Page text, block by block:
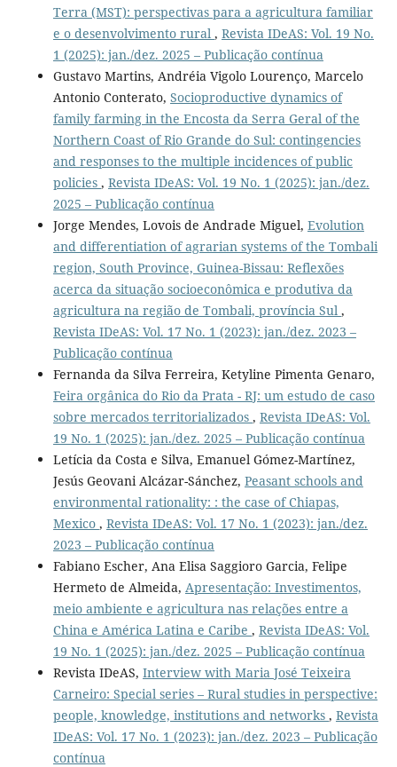
Terra (MST): perspectivas para a agricultura familiar
e o desenvolvimento rural , Revista IDeAS: Vol. 19 No.
1 (2025): jan./dez. 2025 – Publicação contínua
Gustavo Martins, Andréia Vigolo Lourenço, Marcelo
Antonio Conterato, Socioproductive dynamics of
family farming in the Encosta da Serra Geral of the
Northern Coast of Rio Grande do Sul: contingencies
and responses to the multiple incidences of public
policies , Revista IDeAS: Vol. 19 No. 1 (2025): jan./dez.
2025 – Publicação contínua
Jorge Mendes, Lovois de Andrade Miguel, Evolution
and differentiation of agrarian systems of the Tombali
region, South Province, Guinea-Bissau: Reflexões
acerca da situação socioeconômica e produtiva da
agricultura na região de Tombali, província Sul ,
Revista IDeAS: Vol. 17 No. 1 (2023): jan./dez. 2023 –
Publicação contínua
Fernanda da Silva Ferreira, Ketyline Pimenta Genaro,
Feira orgânica do Rio da Prata - RJ: um estudo de caso
sobre mercados territorializados , Revista IDeAS: Vol.
19 No. 1 (2025): jan./dez. 2025 – Publicação contínua
Letícia da Costa e Silva, Emanuel Gómez-Martínez,
Jesús Geovani Alcázar-Sánchez, Peasant schools and
environmental rationality: : the case of Chiapas,
Mexico , Revista IDeAS: Vol. 17 No. 1 (2023): jan./dez.
2023 – Publicação contínua
Fabiano Escher, Ana Elisa Saggioro Garcia, Felipe
Hermeto de Almeida, Apresentação: Investimentos,
meio ambiente e agricultura nas relações entre a
China e América Latina e Caribe , Revista IDeAS: Vol.
19 No. 1 (2025): jan./dez. 2025 – Publicação contínua
Revista IDeAS, Interview with Maria José Teixeira
Carneiro: Special series – Rural studies in perspective:
people, knowledge, institutions and networks , Revista
IDeAS: Vol. 17 No. 1 (2023): jan./dez. 2023 – Publicação
contínua